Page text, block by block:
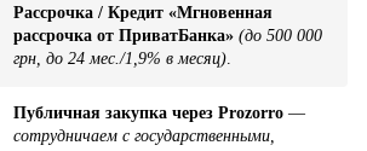
Рассрочка / Кредит «Мгновенная
рассрочка от ПриватБанка» (до 500 000
грн, до 24 мес./1,9% в месяц).
Публичная закупка через Prozorro —
сотрудничаем с государственными,